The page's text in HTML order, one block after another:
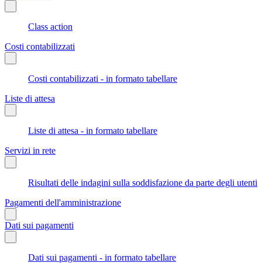
Class action
Costi contabilizzati
Costi contabilizzati - in formato tabellare
Liste di attesa
Liste di attesa - in formato tabellare
Servizi in rete
Risultati delle indagini sulla soddisfazione da parte degli utenti
Pagamenti dell'amministrazione
Dati sui pagamenti
Dati sui pagamenti - in formato tabellare